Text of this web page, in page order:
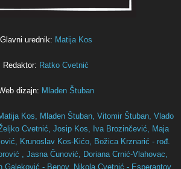
Glavni urednik: Matija Kos
Redaktor: Ratko Cvetnić
dizajn: Mladen Štuban
Kos, Mladen Štuban, Vitomir Štuban, Vlado
Cvetnić, Josip Kos, Iva Brozinčević, Maja
Krunoslav Kos-Kićo, Božica Krznarić - rođ.
, Jasna Čunović, Doriana Crnić-Vlahovac,
Galeković - Benov, Nikola Cvetnić - Esperantov,